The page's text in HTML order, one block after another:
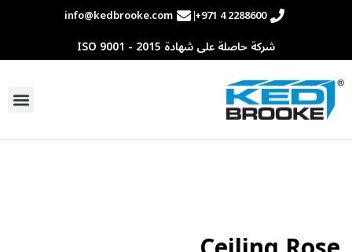
+971 4 2288600
info@kedbrooke.com
شركة حاصلة على شهادة ISO 9001 - 2015